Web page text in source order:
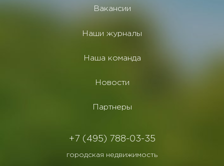
Вакансии
Наши журналы
Наша команда
Новости
Партнеры
+7 (495) 788-03-35
городская недвижимость